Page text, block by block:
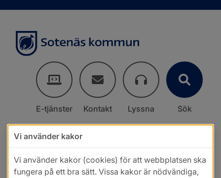
E-tjänster Kontakt Lyssna Sök
Vi använder kakor
Vi använder kakor (cookies) för att webbplatsen ska
fungera på ett bra sätt. Vissa kakor är nödvändiga,